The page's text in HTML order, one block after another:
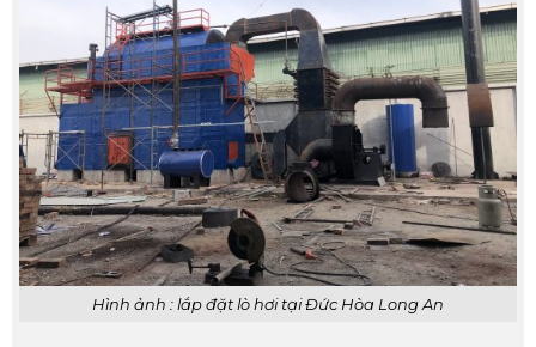
Hình ảnh : lắp đặt lò hơi tại Đức Hòa Long An